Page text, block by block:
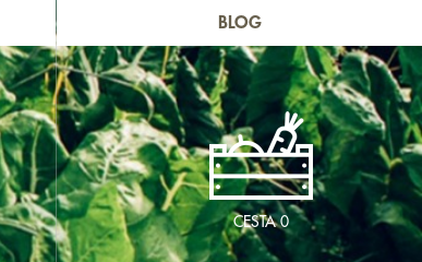
BLOG
CESTA0